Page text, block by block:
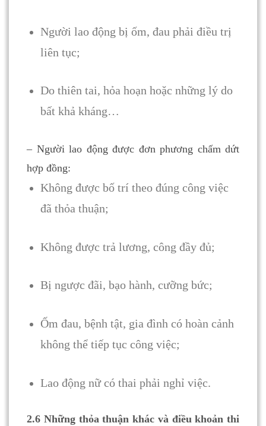
Người lao động bị ốm, đau phải điều trị
liên tục;
Do thiên tai, hỏa hoạn hoặc những lý do
bất khả kháng…
– Người lao động được đơn phương chấm dứt
hợp đồng:
Không được bố trí theo đúng công việc
đã thỏa thuận;
Không được trả lương, công đầy đủ;
Bị ngược đãi, bạo hành, cưỡng bức;
Ốm đau, bệnh tật, gia đình có hoàn cảnh
không thể tiếp tục công việc;
Lao động nữ có thai phải nghỉ việc.
2.6 Những thỏa thuận khác và điều khoản thi